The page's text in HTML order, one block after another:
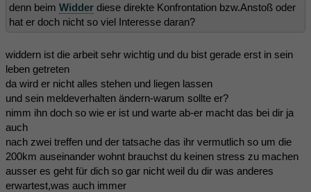
denn beim Widder diese direkte Konfrontation bzw.Anstoß oder
hat er doch nicht so viel Interesse daran?
widdern ist die arbeit sehr wichtig und du bist gerade erst in sein
leben getreten
da wird er nicht alles stehen und liegen lassen
und sein meldeverhalten ändern-warum sollte er?
nimm ihn doch so wie er ist und warte ab-er macht das bei dir ja
auch
nach zwei treffen und der tatsache das ihr vermutlich so um die
200km auseinander wohnt brauchst du keinen stress zu machen
ausser es geht für dich so gar nicht weil du dir was anderes
erwartest,was auch immer